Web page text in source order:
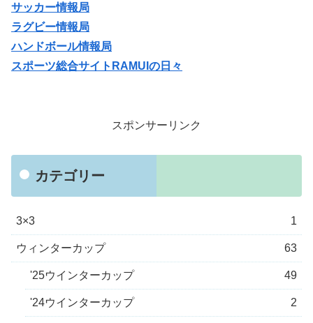
サッカー情報局
ラグビー情報局
ハンドボール情報局
スポーツ総合サイトRAMUIの日々
スポンサーリンク
カテゴリー
3×3 1
ウィンターカップ 63
'25ウインターカップ 49
'24ウインターカップ 2